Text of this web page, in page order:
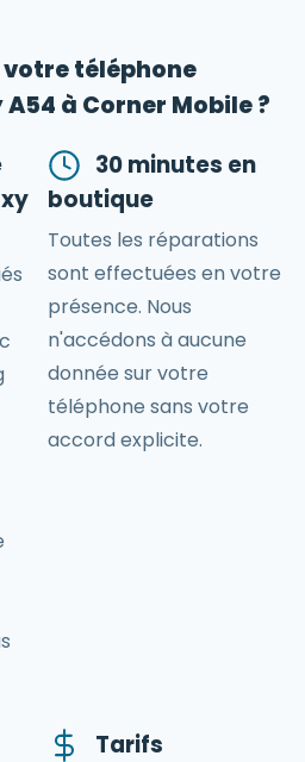
téléphone
à Corner Mobile ?
30 minutes en
boutique
Toutes les réparations
sont effectuées en votre
présence. Nous
n'accédons à aucune
donnée sur votre
téléphone sans votre
accord explicite.
Tarifs